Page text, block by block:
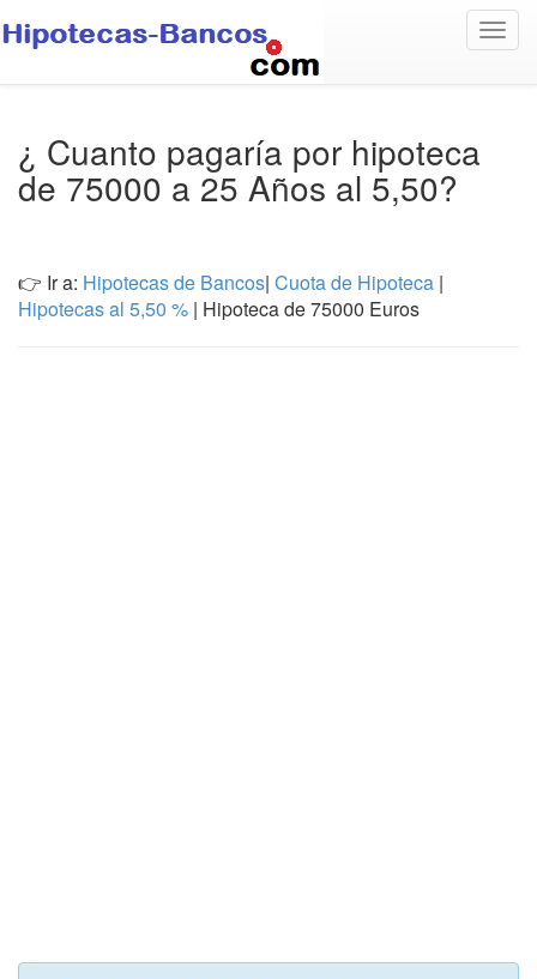
¿ Cuanto pagaría por hipoteca
de 75000 a 25 Años al 5,50?
👉 Ir a: Hipotecas de Bancos| Cuota de Hipoteca |
Hipotecas al 5,50 % | Hipoteca de 75000 Euros